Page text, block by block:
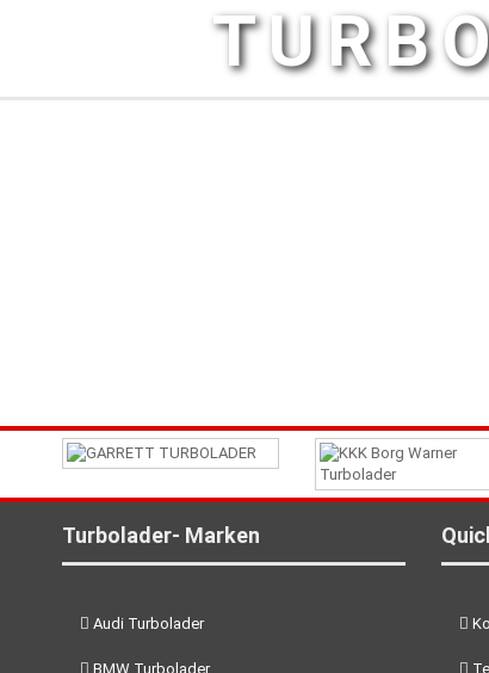
Turbolader- Marken
Audi Turbolader
BMW Turbolader